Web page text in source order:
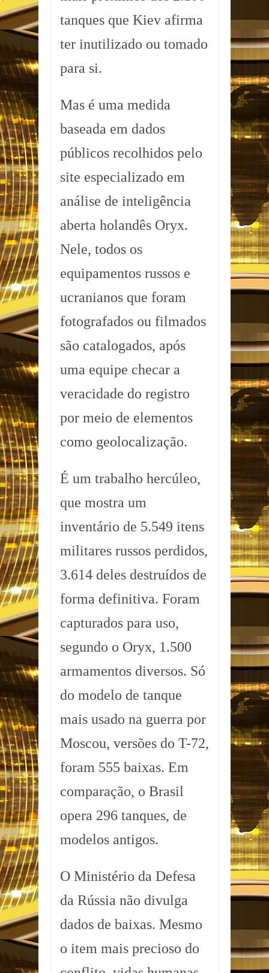
tanques que Kiev afirma
ter inutilizado ou tomado
para si.
Mas é uma medida
baseada em dados
públicos recolhidos pelo
site especializado em
análise de inteligência
aberta holandês Oryx.
Nele, todos os
equipamentos russos e
ucranianos que foram
fotografados ou filmados
são catalogados, após
uma equipe checar a
veracidade do registro
por meio de elementos
como geolocalização.
É um trabalho hercúleo,
que mostra um
inventário de 5.549 itens
militares russos perdidos,
3.614 deles destruídos de
forma definitiva. Foram
capturados para uso,
segundo o Oryx, 1.500
armamentos diversos. Só
do modelo de tanque
mais usado na guerra por
Moscou, versões do T-72,
foram 555 baixas. Em
comparação, o Brasil
opera 296 tanques, de
modelos antigos.
O Ministério da Defesa
da Rússia não divulga
dados de baixas. Mesmo
o item mais precioso do